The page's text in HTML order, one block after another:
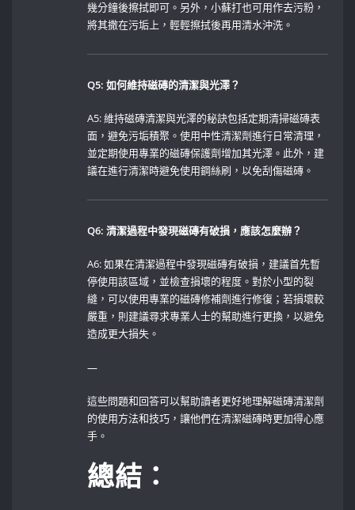
幾分鐘後擦拭即可。另外，小蘇打也可用作去污粉，
將其撒在污垢上，輕輕擦拭後再用清水沖洗。
Q5: 如何維持磁磚的清潔與光澤？
A5: 維持磁磚清潔與光澤的秘訣包括定期清掃磁磚表
面，避免污垢積聚。使用中性清潔劑進行日常清理，
並定期使用專業的磁磚保護劑增加其光澤。此外，建
議在進行清潔時避免使用鋼絲刷，以免刮傷磁磚。
Q6: 清潔過程中發現磁磚有破損，應該怎麼辦？
A6: 如果在清潔過程中發現磁磚有破損，建議首先暫
停使用該區域，並檢查損壞的程度。對於小型的裂
縫，可以使用專業的磁磚修補劑進行修復；若損壞較
嚴重，則建議尋求專業人士的幫助進行更換，以避免
造成更大損失。
—
這些問題和回答可以幫助讀者更好地理解磁磚清潔劑
的使用方法和技巧，讓他們在清潔磁磚時更加得心應
手。
總結：